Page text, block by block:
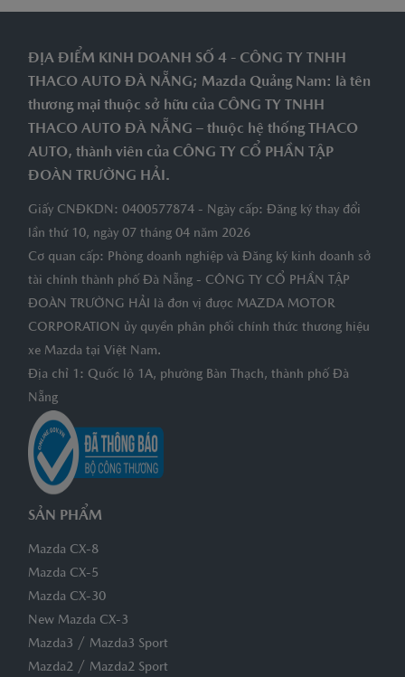
ĐỊA ĐIỂM KINH DOANH SỐ 4 - CÔNG TY TNHH
THACO AUTO ĐÀ NẴNG; Mazda Quảng Nam: là tên
thương mại thuộc sở hữu của CÔNG TY TNHH
THACO AUTO ĐÀ NẴNG – thuộc hệ thống THACO
AUTO, thành viên của CÔNG TY CỔ PHẦN TẬP
ĐOÀN TRƯỜNG HẢI.
Giấy CNĐKDN: 0400577874 - Ngày cấp: Đăng ký thay đổi
lần thứ 10, ngày 07 tháng 04 năm 2026
Cơ quan cấp: Phòng doanh nghiệp và Đăng ký kinh doanh sở
tài chính thành phố Đà Nẵng - CÔNG TY CỔ PHẦN TẬP
ĐOÀN TRƯỜNG HẢI là đơn vị được MAZDA MOTOR
CORPORATION ủy quyền phân phối chính thức thương hiệu
xe Mazda tại Việt Nam.
Địa chỉ 1: Quốc lộ 1A, phường Bàn Thạch, thành phố Đà
Nẵng
SẢN PHẨM
Mazda CX-8
Mazda CX-5
Mazda CX-30
New Mazda CX-3
Mazda3 / Mazda3 Sport
Mazda2 / Mazda2 Sport